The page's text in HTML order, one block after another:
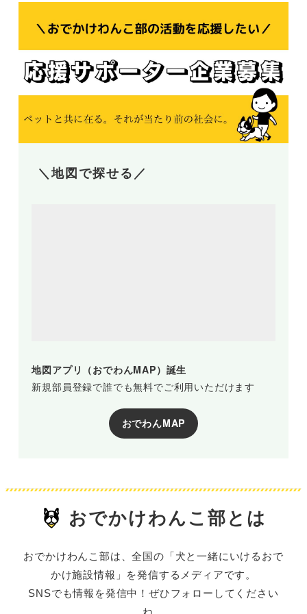
＼地図で探せる／
地図アプリ（おでわんMAP）誕生
新規部員登録で誰でも無料でご利用いただけます
おでわんMAP
おでかけわんこ部とは
おでかけわんこ部は、全国の「犬と一緒にいけるおで
かけ施設情報」を発信するメディアです。
SNSでも情報を発信中！ぜひフォローしてください
ね。